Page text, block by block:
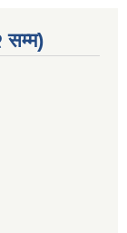
सम्म)